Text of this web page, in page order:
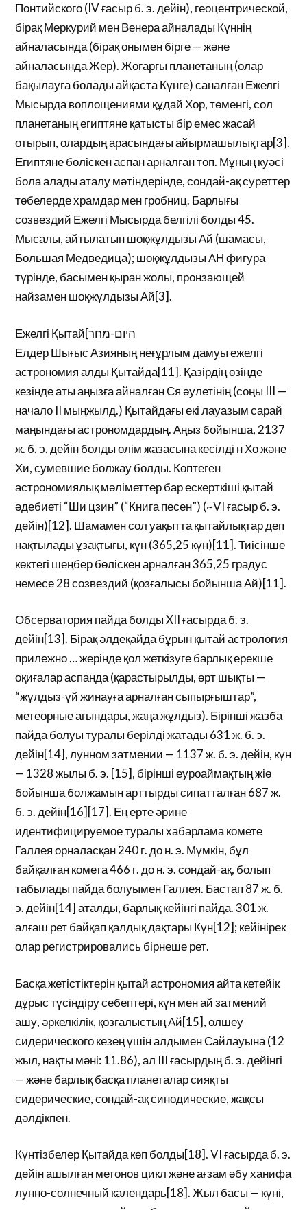
Понтийского (IV ғасыр б. э. дейін), геоцентрической,
бірақ Меркурий мен Венера айналады Күннің
айналасында (бірақ онымен бірге — және
айналасында Жер). Жоғарғы планетаның (олар
бақылауға болады айқаста Күнге) саналған Ежелгі
Мысырда воплощениями құдай Хор, төменгі, сол
планетаның египтяне қатысты бір емес жасай
отырып, олардың арасындағы айырмашылықтар[3].
Египтяне бөліскен аспан арналған топ. Мұның куәсі
бола алады аталу мәтіндерінде, сондай-ақ суреттер
төбелерде храмдар мен гробниц. Барлығы
созвездий Ежелгі Мысырда белгілі болды 45.
Мысалы, айтылатын шоқжұлдызы Ай (шамасы,
Большая Медведица); шоқжұлдызы АН фигура
түрінде, басымен қыран жолы, пронзающей
найзамен шоқжұлдызы Ай[3].
Ежелгі Қытай[היום-מחר
Елдер Шығыс Азияның неғұрлым дамуы ежелгі
астрономия алды Қытайда[11]. Қазірдің өзінде
кезінде аты аңызға айналған Ся әулетінің (соңы III —
начало II мыңжылд.) Қытайдағы екі лауазым сарай
маңындағы астрономдардың. Аңыз бойынша, 2137
ж. б. э. дейін болды өлім жазасына кесілді н Хо және
Хи, сумевшие болжау болды. Көптеген
астрономиялық мәліметтер бар ескерткіші қытай
әдебиеті “Ши цзин” (“Книга песен”) (~VI ғасыр б. э.
дейін)[12]. Шамамен сол уақытта қытайлықтар деп
нақтылады ұзақтығы, күн (365,25 күн)[11]. Тиісінше
көктегі шеңбер бөліскен арналған 365,25 градус
немесе 28 созвездий (қозғалысы бойынша Ай)[11].
Обсерватория пайда болды XII ғасырда б. э.
дейін[13]. Бірақ әлдеқайда бұрын қытай астрология
прилежно … жерінде қол жеткізуге барлық ерекше
оқиғалар аспанда (қарастырылды, өрт шықты —
“жұлдыз-үй жинауға арналған сыпырғыштар”,
метеорные ағындары, жаңа жұлдыз). Бірінші жазба
пайда болуы туралы берілді жатады 631 ж. б. э.
дейін[14], лунном затмении — 1137 ж. б. э. дейін, күн
— 1328 жылы б. э. [15], бірінші еуроаймақтың жіө
бойынша болжамын арттырды сипатталған 687 ж.
б. э. дейін[16][17]. Ең ерте әрине
идентифицируемое туралы хабарлама комете
Галлея орналасқан 240 г. до н. э. Мүмкін, бұл
байқалған комета 466 г. до н. э. сондай-ақ, болып
табылады пайда болуымен Галлея. Бастап 87 ж. б.
э. дейін[14] аталды, барлық кейінгі пайда. 301 ж.
алғаш рет байқап қалдық дақтары Күн[12]; кейінірек
олар регистрировались бірнеше рет.
Басқа жетістіктерін қытай астрономия айта кетейік
дұрыс түсіндіру себептері, күн мен ай затмений
ашу, әркелкілік, қозғалыстың Ай[15], өлшеу
сидерического кезең үшін алдымен Сайлауына (12
жыл, нақты мәні: 11.86), ал III ғасырдың б. э. дейінгі
— және барлық басқа планеталар сияқты
сидерические, сондай-ақ синодические, жақсы
дәлдікпен.
Күнтізбелер Қытайда көп болды[18]. VI ғасырда б. э.
дейін ашылған метонов цикл және ағзам әбу ханифа
лунно-солнечный календарь[18]. Жыл басы — күні,